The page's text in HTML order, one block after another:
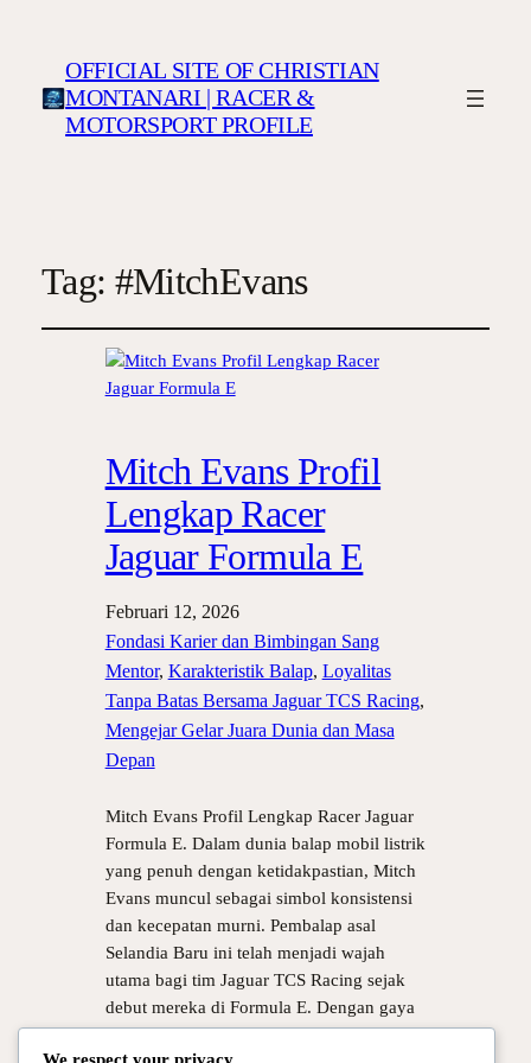
OFFICIAL SITE OF CHRISTIAN
MONTANARI | RACER &
MOTORSPORT PROFILE
Tag: #MitchEvans
Mitch Evans Profil
Lengkap Racer
Jaguar Formula E
Februari 12, 2026
Fondasi Karier dan Bimbingan Sang
Mentor, Karakteristik Balap, Loyalitas
Tanpa Batas Bersama Jaguar TCS Racing
Mengejar Gelar Juara Dunia dan Masa
Depan
Mitch Evans Profil Lengkap Racer Jaguar
Formula E. Dalam dunia balap mobil listrik
yang penuh dengan ketidakpastian, Mitch
Evans muncul sebagai simbol konsistensi
dan kecepatan murni. Pembalap asal
Selandia Baru ini telah menjadi wajah
utama bagi tim Jaguar TCS Racing sejak
debut mereka di Formula E. Dengan gaya
balap yang agresif namun tetap
We respect your privacy